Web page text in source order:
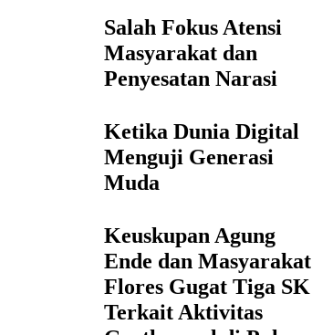
Salah Fokus Atensi
Masyarakat dan
Penyesatan Narasi
Ketika Dunia Digital
Menguji Generasi
Muda
Keuskupan Agung
Ende dan Masyarakat
Flores Gugat Tiga SK
Terkait Aktivitas